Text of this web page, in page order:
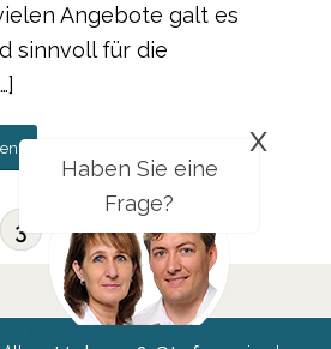
Angebote galt es
sinnvoll für die
3
Haben Sie eine
Frage?
x